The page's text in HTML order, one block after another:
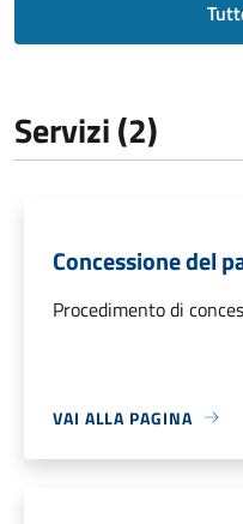
Servizi (2)
Concessione del
Procedimento di
VAI ALLA PAGINA